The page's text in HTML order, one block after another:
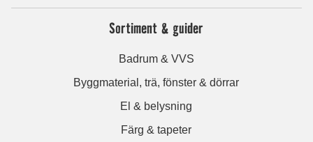
Sortiment & guider
Badrum & VVS
Byggmaterial, trä, fönster & dörrar
El & belysning
Färg & tapeter